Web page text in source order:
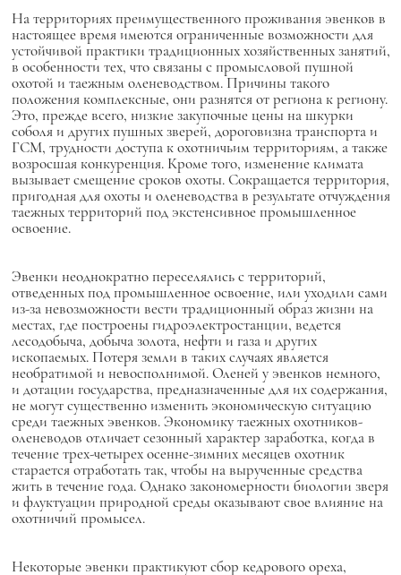
На территориях преимущественного проживания эвенков в
настоящее время имеются ограниченные возможности для
устойчивой практики традиционных хозяйственных занятий,
в особенности тех, что связаны с промысловой пушной
охотой и таежным оленеводством. Причины такого
положения комплексные, они разнятся от региона к региону.
Это, прежде всего, низкие закупочные цены на шкурки
соболя и других пушных зверей, дороговизна транспорта и
ГСМ, трудности доступа к охотничьим территориям, а также
возросшая конкуренция. Кроме того, изменение климата
вызывает смещение сроков охоты. Сокращается территория,
пригодная для охоты и оленеводства в результате отчуждения
таежных территорий под экстенсивное промышленное
освоение.
Эвенки неоднократно переселялись с территорий,
отведенных под промышленное освоение, или уходили сами
из-за невозможности вести традиционный образ жизни на
местах, где построены гидроэлектростанции, ведется
лесодобыча, добыча золота, нефти и газа и других
ископаемых. Потеря земли в таких случаях является
необратимой и невосполнимой. Оленей у эвенков немного,
и дотации государства, предназначенные для их содержания,
не могут существенно изменить экономическую ситуацию
среди таежных эвенков. Экономику таежных охотников-
оленеводов отличает сезонный характер заработка, когда в
течение трех-четырех осенне-зимних месяцев охотник
старается отработать так, чтобы на вырученные средства
жить в течение года. Однако закономерности биологии зверя
и флуктуации природной среды оказывают свое влияние на
охотничий промысел.
Некоторые эвенки практикуют сбор кедрового ореха,